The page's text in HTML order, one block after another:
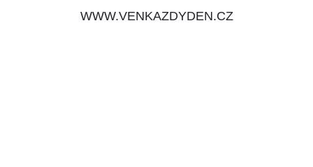
WWW.VENKAZDYDEN.CZ